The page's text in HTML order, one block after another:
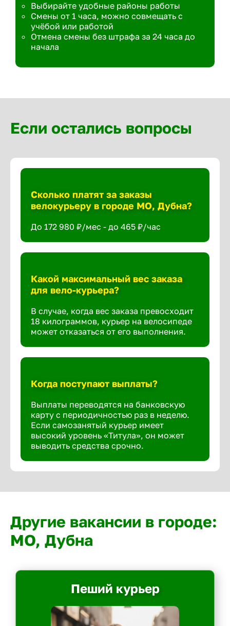
Выбирайте удобные районы работы
Смены от 1 часа, можно совмещать с
учёбой или работой
Отмена смены без штрафа за 24 часа до
начала
Если остались вопросы
Сколько платят за заказы
велокурьеру в городе МО, Дубна?
До 172 980 ₽/мес - до 465 ₽/час
Какой максимальный вес заказа
для вело-курьера?
В случае, когда вес заказа превосходит
18 килограммов, курьер на велосипеде
может отказаться от его выполнения.
Когда поступают выплаты?
Выплаты переводятся на банковскую
карту с периодичностью раз в неделю.
Если самозанятый курьер имеет
высокий уровень «Титула», он может
выводить средства срочно.
Другие вакансии в городе:
МО, Дубна
Пеший курьер